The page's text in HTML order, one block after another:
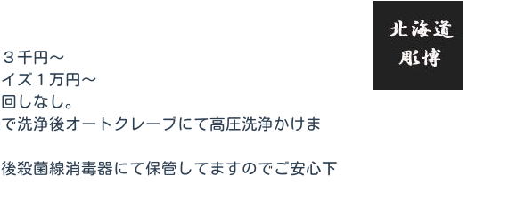
千円～
１万円～
しなし。
洗浄後オートクレーブにて高圧洗浄かけま
殺菌線消毒器にて保管してますのでご安心下